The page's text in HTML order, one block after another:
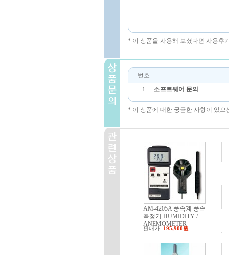
* 이 상품을 사용해 보셨다면 사용후
번호
1
소프트웨어 문의
* 이 상품에 대한 궁금한 사항이 있
AM-4205A 풍속계 풍속
측정기 HUMIDITY /
ANEMOMETER
판매가: 195,900원